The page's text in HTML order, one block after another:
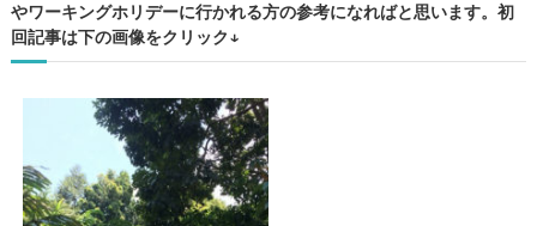
やワーキングホリデーに行かれる方の参考になればと思います。初
回記事は下の画像をクリック↓